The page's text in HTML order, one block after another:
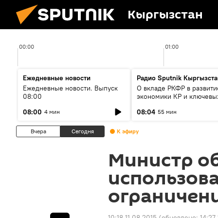
Кыргызстан
00:00 01:00
Ежедневные новости
Ежедневные новости. Выпуск
08:00
08:00 4 мин
Радио Sputnik
О вкладе РКФР в
экономики КР и
08:04 55 мин
Вчера Сегодня К эфиру
Министр